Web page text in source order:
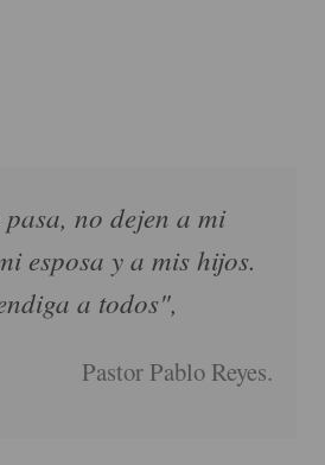
no dejen a mi
esposa y a mis hijos.
a todos",
Pastor Pablo Reyes.